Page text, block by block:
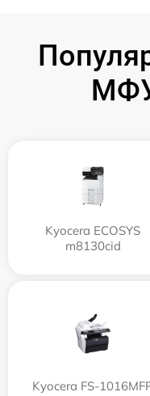
Kyocera ECOSYS
m8130cid
Kyocera FS-